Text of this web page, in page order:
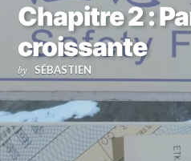
Chapitre 2 :
croissante
by SÉBASTIEN